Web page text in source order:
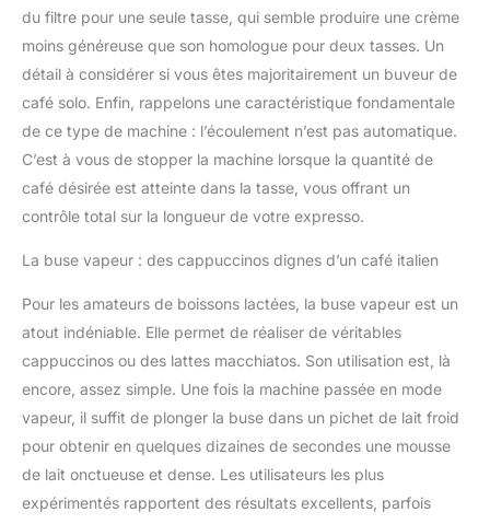
du filtre pour une seule tasse, qui semble produire une crème
moins généreuse que son homologue pour deux tasses. Un
détail à considérer si vous êtes majoritairement un buveur de
café solo. Enfin, rappelons une caractéristique fondamentale
de ce type de machine : l’écoulement n’est pas automatique.
C’est à vous de stopper la machine lorsque la quantité de
café désirée est atteinte dans la tasse, vous offrant un
contrôle total sur la longueur de votre expresso.
La buse vapeur : des cappuccinos dignes d’un café italien
Pour les amateurs de boissons lactées, la buse vapeur est un
atout indéniable. Elle permet de réaliser de véritables
cappuccinos ou des lattes macchiatos. Son utilisation est, là
encore, assez simple. Une fois la machine passée en mode
vapeur, il suffit de plonger la buse dans un pichet de lait froid
pour obtenir en quelques dizaines de secondes une mousse
de lait onctueuse et dense. Les utilisateurs les plus
expérimentés rapportent des résultats excellents, parfois